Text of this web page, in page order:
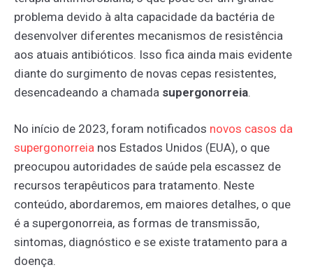
problema devido à alta capacidade da bactéria de
desenvolver diferentes mecanismos de resistência
aos atuais antibióticos. Isso fica ainda mais evidente
diante do surgimento de novas cepas resistentes,
desencadeando a chamada supergonorreia.
No início de 2023, foram notificados novos casos da
supergonorreia nos Estados Unidos (EUA), o que
preocupou autoridades de saúde pela escassez de
recursos terapêuticos para tratamento. Neste
conteúdo, abordaremos, em maiores detalhes, o que
é a supergonorreia, as formas de transmissão,
sintomas, diagnóstico e se existe tratamento para a
doença.